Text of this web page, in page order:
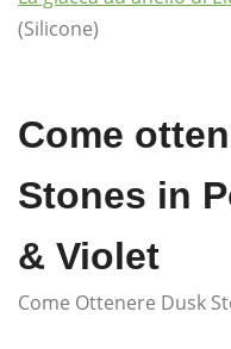
(Silicone)
Come
Stones in
& Violet
Come Ottenere Dusk